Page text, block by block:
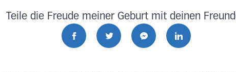
Teile die Freude meiner Geburt mit deinen